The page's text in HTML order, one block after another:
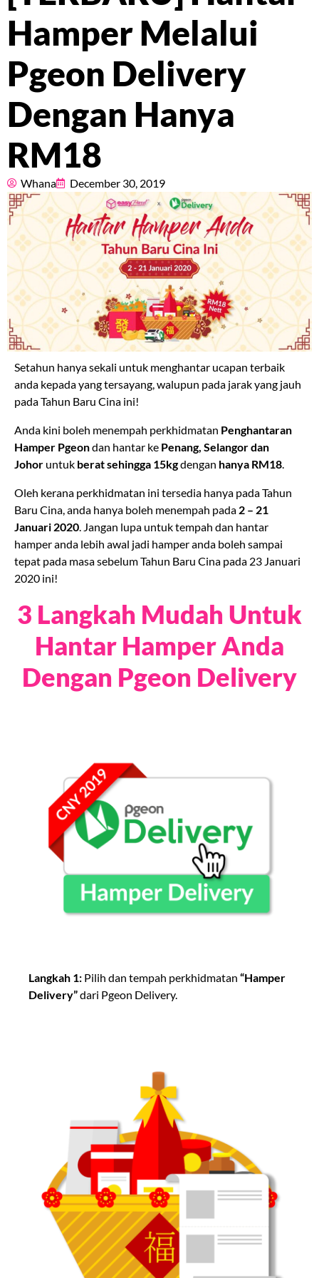
Pricing
Resources
Marketplace
Hamper Melalui
Pgeon Delivery
Dengan Hanya
RM18
Whana December 30, 2019
Setahun hanya sekali untuk menghantar ucapan terbaik
anda kepada yang tersayang, walupun pada jarak yang jauh
pada Tahun Baru Cina ini!
Anda kini boleh menempah perkhidmatan Penghantaran
Hamper Pgeondan hantar ke Penang, Selangor dan
Johor untuk berat sehingga 15kgdengan hanya RM18.
Oleh kerana perkhidmatan ini tersedia hanya pada Tahun
Baru Cina, anda hanya boleh menempah pada 2 – 21
Januari 2020. Jangan lupa untuk tempah dan hantar
hamper anda lebih awal jadi hamper anda boleh sampai
tepat pada masa sebelum Tahun Baru Cina pada 23 Januari
2020 ini!
3 Langkah Mudah Untuk
Hantar Hamper Anda
Dengan Pgeon Delivery
Langkah 1: Pilih dan tempah perkhidmatan “Hamper
Delivery”dari Pgeon Delivery.